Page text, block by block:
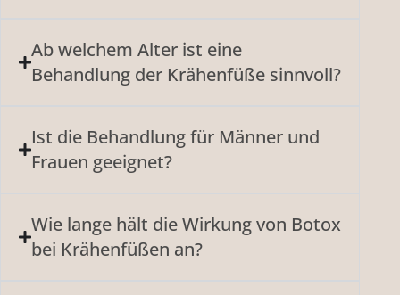
Ab welchem Alter ist eine
Behandlung der Krähenfüße sinnvoll?
Ist die Behandlung für Männer und
Frauen geeignet?
Wie lange hält die Wirkung von Botox
bei Krähenfüßen an?